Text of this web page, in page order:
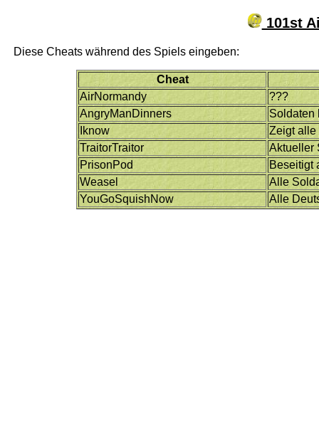
101st
Diese Cheats während des Spiels eingeben:
Cheat
AirNormandy
???
AngryManDinners
Soldaten
Iknow
Zeigt alle
TraitorTraitor
Aktueller
PrisonPod
Beseitigt
Weasel
Alle
YouGoSquishNow
Alle